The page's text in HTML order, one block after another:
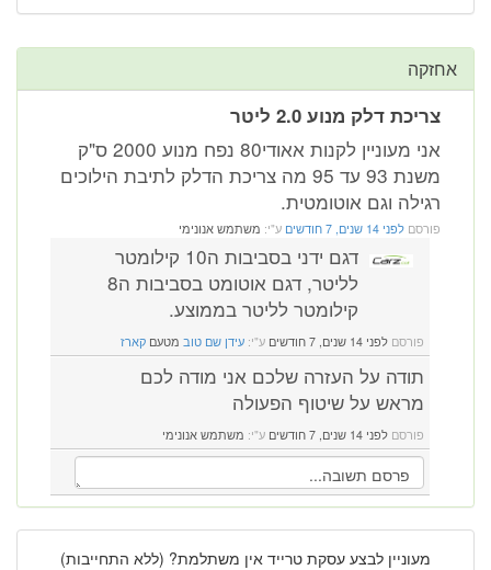
אחזקה
צריכת דלק מנוע 2.0 ליטר
אני מעוניין לקנות אאודי80 נפח מנוע 2000 ס"ק
משנת 93 עד 95 מה צריכת הדלק לתיבת הילוכים
רגילה וגם אוטומטית.
פורסם לפני 14 שנים, 7 חודשים ע"י: משתמש אנונימי
דגם ידני בסביבות ה10 קילומטר
לליטר, דגם אוטומט בסביבות ה8
קילומטר לליטר בממוצע.
פורסם לפני 14 שנים, 7 חודשים ע"י: עידן שם טוב מטעם קארז
תודה על העזרה שלכם אני מודה לכם
מראש על שיטוף הפעולה
פורסם לפני 14 שנים, 7 חודשים ע"י: משתמש אנונימי
מעוניין לבצע עסקת טרייד אין משתלמת? (ללא התחייבות)